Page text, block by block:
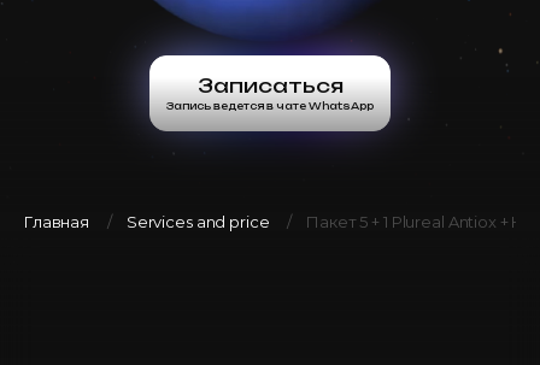
Записаться
Запись ведется в чате WhatsApp
Главная Services and price Пакет 5 + 1 Plureal Antiox +